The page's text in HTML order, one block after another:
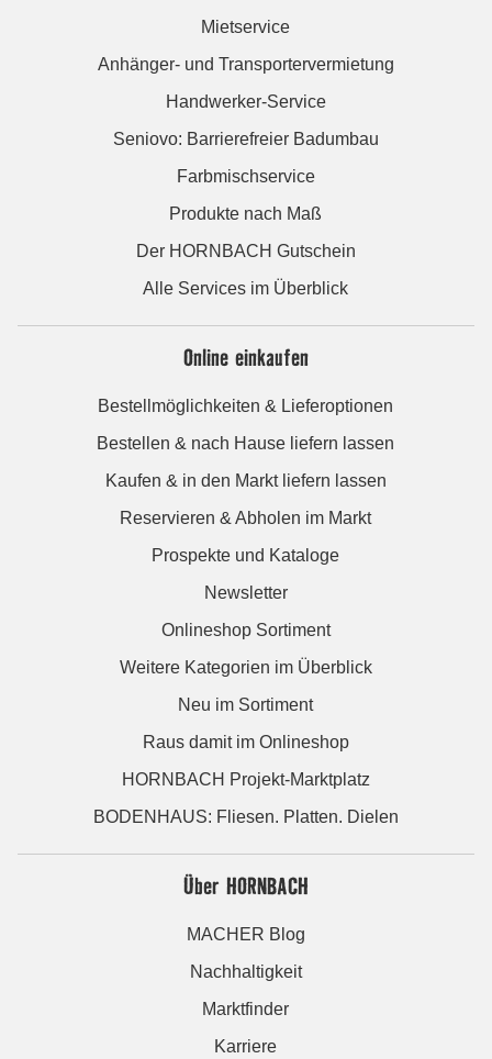
Mietservice
Anhänger- und Transportervermietung
Handwerker-Service
Seniovo: Barrierefreier Badumbau
Farbmischservice
Produkte nach Maß
Der HORNBACH Gutschein
Alle Services im Überblick
Online einkaufen
Bestellmöglichkeiten & Lieferoptionen
Bestellen & nach Hause liefern lassen
Kaufen & in den Markt liefern lassen
Reservieren & Abholen im Markt
Prospekte und Kataloge
Newsletter
Onlineshop Sortiment
Weitere Kategorien im Überblick
Neu im Sortiment
Raus damit im Onlineshop
HORNBACH Projekt-Marktplatz
BODENHAUS: Fliesen. Platten. Dielen
Über HORNBACH
MACHER Blog
Nachhaltigkeit
Marktfinder
Karriere